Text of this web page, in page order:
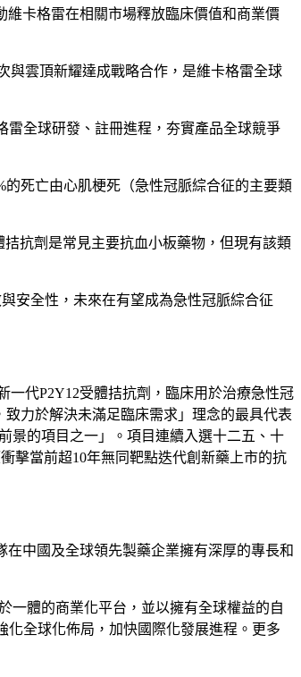
卡格雷在相關市場釋放臨床價值和商業價
與雲頂新耀達成戰略合作，是維卡格雷全球
全球研發、註冊進程，夯實產品全球競爭
死亡由心肌梗死（急性冠脈綜合征的主要類
抗劑是常見主要抗血小板藥物，但現有該類
安全性，未來在有望成為急性冠脈綜合征
一代P2Y12受體拮抗劑，臨床用於治療急性冠
致力於解決未滿足臨床需求 」 理念的最具代表
景的項目之一 」
。項目連續入選十二五、十
擊當前超10年無同靶點迭代創新藥上市的抗
中國及全球領先製藥企業擁有深厚的專長和
一體的商業化平台，並以擁有全球權益的自
化全球化佈局，加快國際化發展進程。更多